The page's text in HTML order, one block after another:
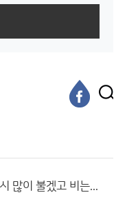
많이 불겠고 비는...